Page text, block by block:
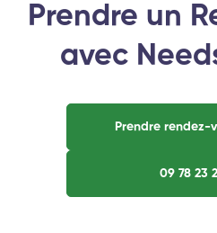
Prendre un
avec
Prendre rendez-
09 78 23